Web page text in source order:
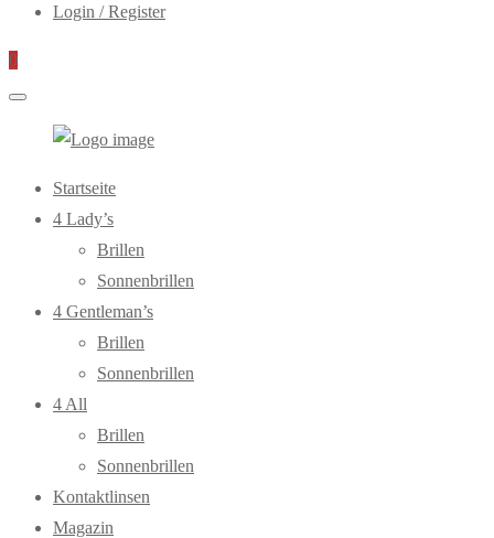
Login / Register
0
Primary
Menu
Startseite
4 Lady’s
Brillen
Sonnenbrillen
4 Gentleman’s
Brillen
Sonnenbrillen
4 All
Brillen
Sonnenbrillen
Kontaktlinsen
Magazin